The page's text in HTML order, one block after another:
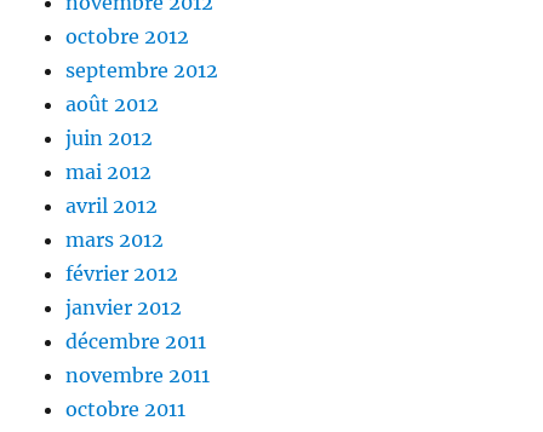
octobre 2012
septembre 2012
août 2012
juin 2012
mai 2012
avril 2012
mars 2012
février 2012
janvier 2012
décembre 2011
novembre 2011
octobre 2011